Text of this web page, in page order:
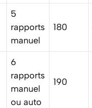
5
rapports
manuel
180
6
rapports
manuel
ou auto
190